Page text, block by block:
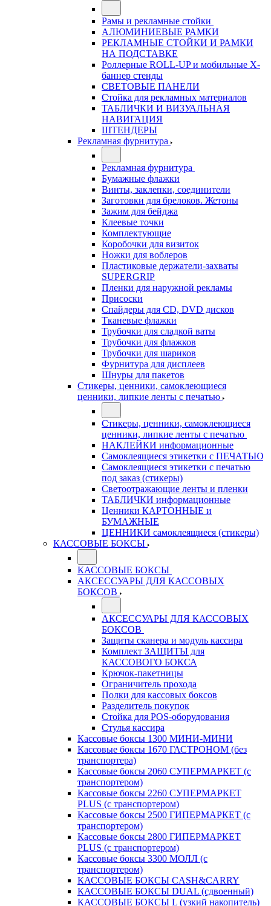
Рамы и рекламные стойки
АЛЮМИНИЕВЫЕ РАМКИ
РЕКЛАМНЫЕ СТОЙКИ И РАМКИ
НА ПОДСТАВКЕ
Роллерные ROLL-UP и мобильные X-
баннер стенды
СВЕТОВЫЕ ПАНЕЛИ
Стойка для рекламных материалов
ТАБЛИЧКИ И ВИЗУАЛЬНАЯ
НАВИГАЦИЯ
ШТЕНДЕРЫ
Рекламная фурнитура
Рекламная фурнитура
Бумажные флажки
Винты, заклепки, соединители
Заготовки для брелоков. Жетоны
Зажим для бейджа
Клеевые точки
Комплектующие
Коробочки для визиток
Ножки для воблеров
Пластиковые держатели-захваты
SUPERGRIP
Пленки для наружной рекламы
Присоски
Спайдеры для CD, DVD дисков
Тканевые флажки
Трубочки для сладкой ваты
Трубочки для флажков
Трубочки для шариков
Фурнитура для дисплеев
Шнуры для пакетов
Стикеры, ценники, самоклеющиеся
ценники, липкие ленты с печатью
Стикеры, ценники, самоклеющиеся
ценники, липкие ленты с печатью
НАКЛЕЙКИ информационные
Самоклеящиеся этикетки с ПЕЧАТЬЮ
Самоклеящиеся этикетки с печатью
под заказ (стикеры)
Светоотражающие ленты и пленки
ТАБЛИЧКИ информационные
Ценники КАРТОННЫЕ и
БУМАЖНЫЕ
ЦЕННИКИ самоклеящиеся (стикеры)
КАССОВЫЕ БОКСЫ
КАССОВЫЕ БОКСЫ
АКСЕССУАРЫ ДЛЯ КАССОВЫХ
БОКСОВ
АКСЕССУАРЫ ДЛЯ КАССОВЫХ
БОКСОВ
Защиты сканера и модуль кассира
Комплект ЗАЩИТЫ для
КАССОВОГО БОКСА
Крючок-пакетницы
Ограничитель прохода
Полки для кассовых боксов
Разделитель покупок
Стойка для POS-оборудования
Стулья кассира
Кассовые боксы 1300 МИНИ-МИНИ
Кассовые боксы 1670 ГАСТРОНОМ (без
транспортера)
Кассовые боксы 2060 СУПЕРМАРКЕТ (с
транспортером)
Кассовые боксы 2260 СУПЕРМАРКЕТ
PLUS (с транспортером)
Кассовые боксы 2500 ГИПЕРМАРКЕТ (с
транспортером)
Кассовые боксы 2800 ГИПЕРМАРКЕТ
PLUS (с транспортером)
Кассовые боксы 3300 МОЛЛ (с
транспортером)
КАССОВЫЕ БОКСЫ CASH&CARRY
КАССОВЫЕ БОКСЫ DUAL (сдвоенный)
КАССОВЫЕ БОКСЫ L (узкий накопитель)